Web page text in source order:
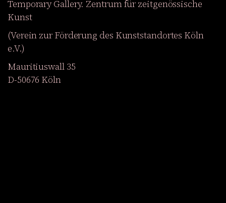
Temporary Gallery. Zentrum für zeitgenössische
Kunst
(Verein zur Förderung des Kunststandortes Köln
e.V.)
Mauritiuswall 35
D-50676 Köln